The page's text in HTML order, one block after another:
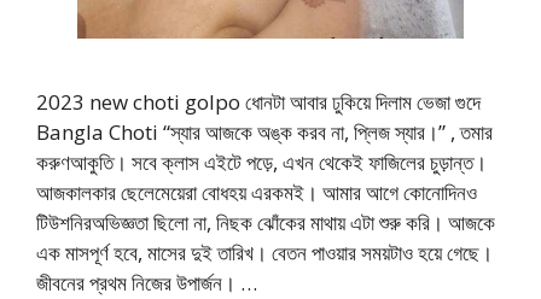
2023 new choti golpo ধোনটা আবার ঢুকিয়ে দিলাম ভেজা গুদে
Bangla Choti “স্যার আজকে অঙ্ক করব না, প্লিজ স্যার।” , তমার
করুণআকুতি। সবে ক্লাস এইটে পড়ে, এখন থেকেই ফাজিলের চুড়ান্ত।
আজকালকার ছেলেমেয়েরা বোধহয় এরকমই। আমার আগে কোনোদিনও
টিউশনিরঅভিজ্ঞতা ছিলো না, নিছক ঝোঁকের মাথায় এটা শুরু করি। আজকে
এক মাসপূর্ণ হবে, মাসের দুই তারিখ। বেতন পাওয়ার সময়টাও হয়ে গেছে।
জীবনের প্রথম নিজের উপার্জন। …